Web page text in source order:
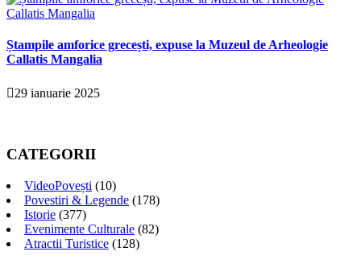
Ștampile amforice grecești, expuse la Muzeul de Arheologie
Callatis Mangalia
29 ianuarie 2025
CATEGORII
VideoPovești (10)
Povestiri & Legende (178)
Istorie (377)
Evenimente Culturale (82)
Atractii Turistice (128)